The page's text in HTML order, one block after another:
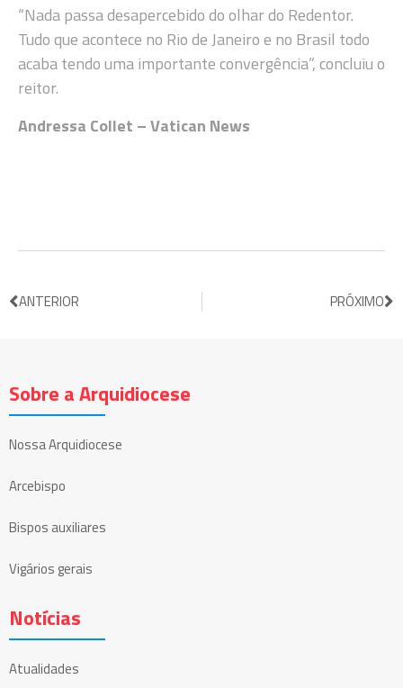
“Nada passa desapercebido do olhar do Redentor.
Tudo que acontece no Rio de Janeiro e no Brasil todo
acaba tendo uma importante convergência”, concluiu o
reitor.
Andressa Collet – Vatican News
ANTERIOR PRÓXIMO
Sobre a Arquidiocese
Nossa Arquidiocese
Arcebispo
Bispos auxiliares
Vigários gerais
Notícias
Atualidades